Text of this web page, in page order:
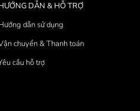
DẪN & HỖ TRỢ
dẫn sử dụng
chuyển & Thanh toán
cầu hỗ trợ